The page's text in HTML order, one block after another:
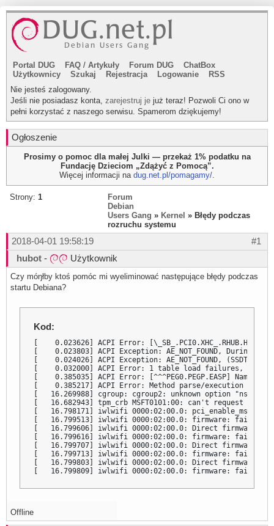
Portal DUG FAQ / Artykuły Forum DUG
ChatBox
Użytkownicy
Szukaj Rejestracja Logowanie
RSS
Nie jesteś zalogowany.
Jeśli nie posiadasz konta, zarejestruj je już teraz! Pozwoli Ci ono w
pełni korzystać z naszego serwisu. Spamerom dziękujemy!
Ogłoszenie
Prosimy o pomoc dla małej Julki — przekaż 1% podatku na
Fundację Dzieciom „Zdążyć z Pomocą”.
Więcej informacji na dug.net.pl/pomagamy/.
Strony: 1
Forum
Debian
Users Gang » Kernel » Błędy podczas
rozruchu systemu
#1
2018-04-01 19:58:19
hubot - Użytkownik
Czy móŋłby ktoś pomóc mi wyeliminować następujące błędy podczas
startu Debiana?
Kod:
[    0.023626] ACPI Error: [\_SB_.PCI0.XHC_.RHUB.HS11]
[    0.023803] ACPI Exception: AE_NOT_FOUND, During
[    0.024026] ACPI Exception: AE_NOT_FOUND,
[    0.032000] ACPI Error: 1 table load failures, 9
[    0.385035] ACPI Error: [^^^PEG0.PEGP.EASP]
[    0.385217] ACPI Error: Method parse/execution failed
[   16.269988] cgroup: cgroup2: unknown option
[   16.682943] tpm_crb MSFT0101:00: can't request
[   16.798171] iwlwifi 0000:02:00.0: pci_enable_msi
[   16.799513] iwlwifi 0000:02:00.0: firmware: failed
[   16.799606] iwlwifi 0000:02:00.0: Direct firmware
[   16.799616] iwlwifi 0000:02:00.0: firmware: failed
[   16.799707] iwlwifi 0000:02:00.0: Direct firmware
[   16.799713] iwlwifi 0000:02:00.0: firmware: failed
[   16.799803] iwlwifi 0000:02:00.0: Direct firmware
[   16.799809] iwlwifi 0000:02:00.0: firmware: failed
Offline